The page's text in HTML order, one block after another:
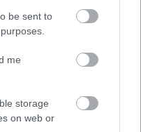
be sent to
me
storage
on web or